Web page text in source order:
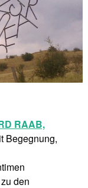
RAAB,
Begegnung,
den